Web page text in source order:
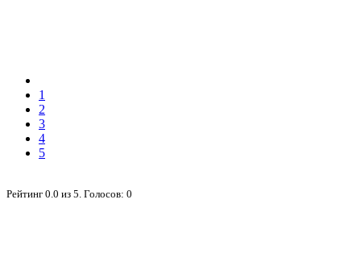
1
2
3
4
5
Рейтинг 0.0 из 5 . Голосов: 0